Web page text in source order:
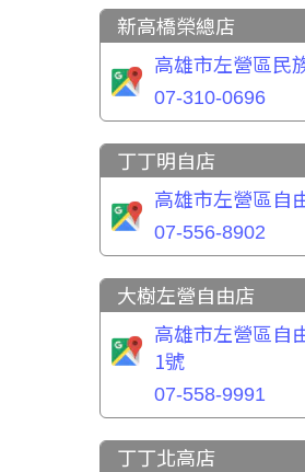
新高橋榮總店
高雄市左營區民
07-310-0696
丁丁明自店
高雄市左營區自
07-556-8902
大樹左營自由店
高雄市左營區自
1號
07-558-9991
丁丁北高店